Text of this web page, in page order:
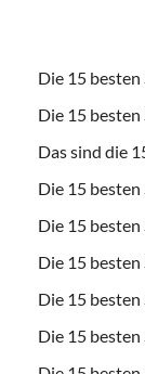
Die 15 besten
Die 15 besten
Das sind die
Die 15
Die 15
Die 15
Die 15 besten
Die 15 besten